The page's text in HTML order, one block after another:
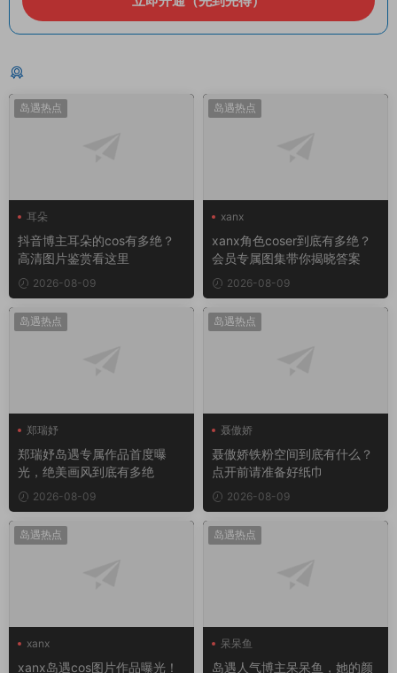
岛遇热点
耳朵
抖音博主耳朵的cos有多绝？
高清图片鉴赏看这里
2026-08-09
岛遇热点
xanx
xanx角色coser到底有多绝？
会员专属图集带你揭晓答案
2026-08-09
岛遇热点
郑瑞妤
郑瑞妤岛遇专属作品首度曝
光，绝美画风到底有多绝
2026-08-09
岛遇热点
聂傲娇
聂傲娇铁粉空间到底有什么？
点开前请准备好纸巾
2026-08-09
岛遇热点
xanx
xanx岛遇cos图片作品曝光！
岛遇热点
呆呆鱼
岛遇人气博主呆呆鱼，她的颜